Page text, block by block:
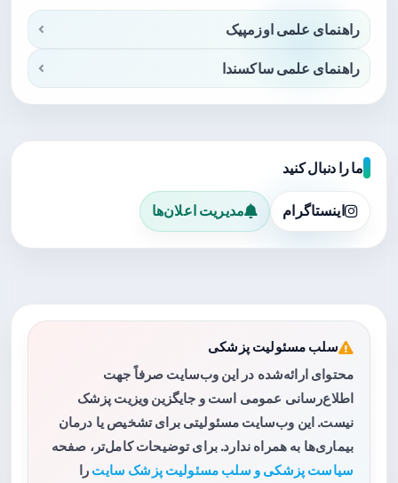
راهنمای علمی اوزمپیک
راهنمای علمی ساکسندا
ما را دنبال کنید
اینستاگرام مدیریت اعلان‌ها
سلب مسئولیت پزشکی
محتوای ارائه‌شده در این وب‌سایت صرفاً جهت
اطلاع‌رسانی عمومی است و جایگزین ویزیت پزشک
نیست. این وب‌سایت مسئولیتی برای تشخیص یا درمان
بیماری‌ها به همراه ندارد. برای توضیحات کامل‌تر، صفحه
سیاست پزشکی و سلب مسئولیت پزشک سایت را